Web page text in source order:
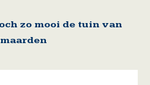
zo mooi de tuin van